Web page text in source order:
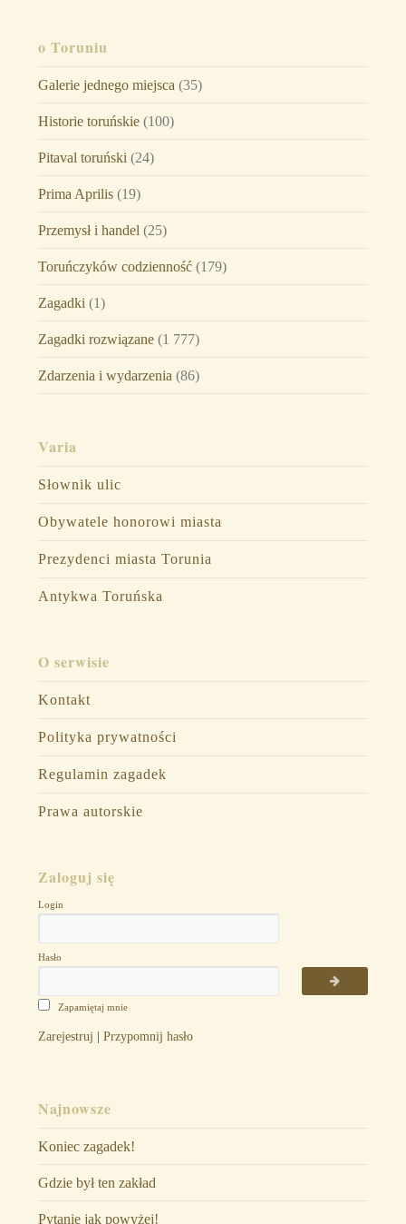
o Toruniu
Galerie jednego miejsca (35)
Historie toruńskie(100)
Pitaval toruński (24)
Prima Aprilis(19)
Przemysł i handel (25)
Toruńczyków codzienność(179)
Zagadki (1)
Zagadki rozwiązane(1 777)
Zdarzenia i wydarzenia (86)
Varia
Słownik ulic
Obywatele honorowi miasta
Prezydenci miasta Torunia
Antykwa Toruńska
O serwisie
Kontakt
Polityka prywatności
Regulamin zagadek
Prawa autorskie
Zaloguj się
Login
Hasło
Zapamiętaj mnie
Zarejestruj | Przypomnij hasło
Najnowsze
Koniec zagadek!
Gdzie był ten zakład
Pytanie jak powyżej!